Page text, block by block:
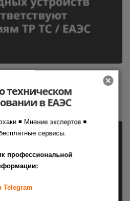
65 % зарядных устройств не
ТР ТС / ЕАЭС
техническом
в ЕАЭС
◾ Мнение экспертов ◾
сервисы.
профессиональной
Telegram